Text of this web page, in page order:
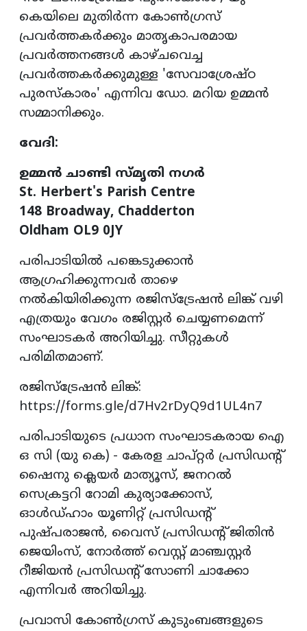
കെയിലെ മുതിര്‍ന്ന കോണ്‍ഗ്രസ്
പ്രവര്‍ത്തകര്‍ക്കും മാതൃകാപരമായ
പ്രവര്‍ത്തനങ്ങള്‍ കാഴ്ചവെച്ച
പ്രവര്‍ത്തകര്‍ക്കുമുള്ള 'സേവാശ്രേഷ്ഠ
പുരസ്‌കാരം' എന്നിവ ഡോ. മറിയ ഉമ്മന്‍
സമ്മാനിക്കും.
വേദി:
ഉമ്മന്‍ ചാണ്ടി സ്മൃതി നഗര്‍
St. Herbert's Parish Centre
148 Broadway, Chadderton
Oldham OL9 0JY
പരിപാടിയില്‍ പങ്കെടുക്കാന്‍
ആഗ്രഹിക്കുന്നവര്‍ താഴെ
നല്‍കിയിരിക്കുന്ന രജിസ്‌ട്രേഷന്‍ ലിങ്ക് വഴി
എത്രയും വേഗം രജിസ്റ്റര്‍ ചെയ്യണമെന്ന്
സംഘാടകര്‍ അറിയിച്ചു. സീറ്റുകള്‍
പരിമിതമാണ്.
രജിസ്‌ട്രേഷന്‍ ലിങ്ക്:
https://forms.gle/d7Hv2rDyQ9d1UL4n7
പരിപാടിയുടെ പ്രധാന സംഘാടകരായ ഐ
ഒ സി (യു കെ) - കേരള ചാപ്റ്റര്‍ പ്രസിഡന്റ്
ഷൈനു ക്ലെയര്‍ മാത്യൂസ്, ജനറല്‍
സെക്രട്ടറി റോമി കുര്യാക്കോസ്,
ഓള്‍ഡ്ഹാം യൂണിറ്റ് പ്രസിഡന്റ്
പുഷ്പരാജന്‍, വൈസ് പ്രസിഡന്റ് ജിതിന്‍
ജെയിംസ്, നോര്‍ത്ത് വെസ്റ്റ് മാഞ്ചസ്റ്റര്‍
റീജിയന്‍ പ്രസിഡന്റ് സോണി ചാക്കോ
എന്നിവര്‍ അറിയിച്ചു.
പ്രവാസി കോണ്‍ഗ്രസ് കുടുംബങ്ങളുടെ